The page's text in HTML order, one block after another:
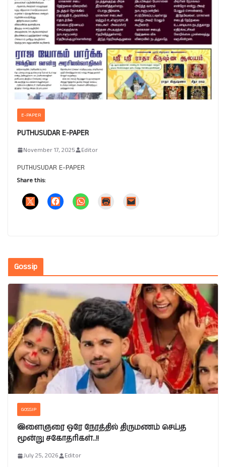
E-PAPER
PUTHUSUDAR E-PAPER
November 17, 2025 Editor
PUTHUSUDAR E-PAPER
Share this:
Gossip
GOSSIP
இளைஞரை ஒரே நேரத்தில் திருமணம் செய்த
மூன்று சகோதரிகள்..!!
July 25, 2026 Editor